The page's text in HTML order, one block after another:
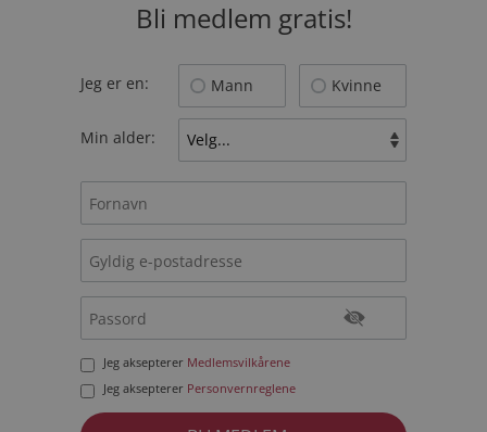
Bli medlem gratis!
Jeg er en: Mann Kvinne
Min alder:
Jeg aksepterer Medlemsvilkårene
Jeg aksepterer Personvernreglene